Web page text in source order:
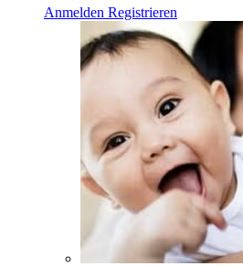
Anmelden Registrieren